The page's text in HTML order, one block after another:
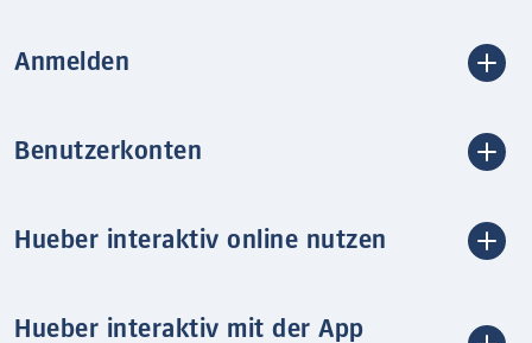
Anmelden
Benutzerkonten
Hueber interaktiv online nutzen
Hueber interaktiv mit der App